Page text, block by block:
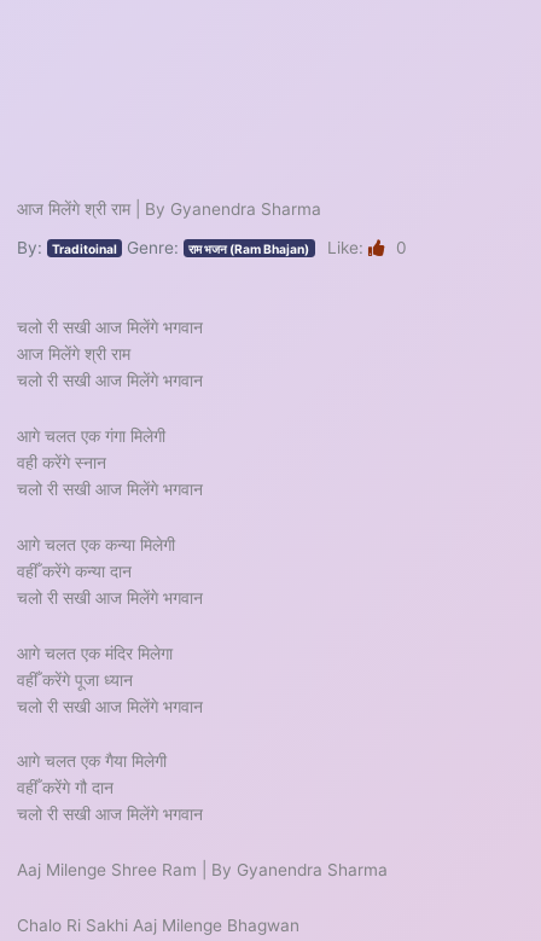
आज मिलेंगे श्री राम | By Gyanendra Sharma
By: Traditoinal Genre: राम भजन (Ram Bhajan) Like: 0
चलो री सखी आज मिलेंगे भगवान
आज मिलेंगे श्री राम
चलो री सखी आज मिलेंगे भगवान
आगे चलत एक गंगा मिलेगी
वही करेंगे स्नान
चलो री सखी आज मिलेंगे भगवान
आगे चलत एक कन्या मिलेगी
वहीँ करेंगे कन्या दान
चलो री सखी आज मिलेंगे भगवान
आगे चलत एक मंदिर मिलेगा
वहीँ करेंगे पूजा ध्यान
चलो री सखी आज मिलेंगे भगवान
आगे चलत एक गैया मिलेगी
वहीँ करेंगे गौ दान
चलो री सखी आज मिलेंगे भगवान
Aaj Milenge Shree Ram | By Gyanendra Sharma
Chalo Ri Sakhi Aaj Milenge Bhagwan